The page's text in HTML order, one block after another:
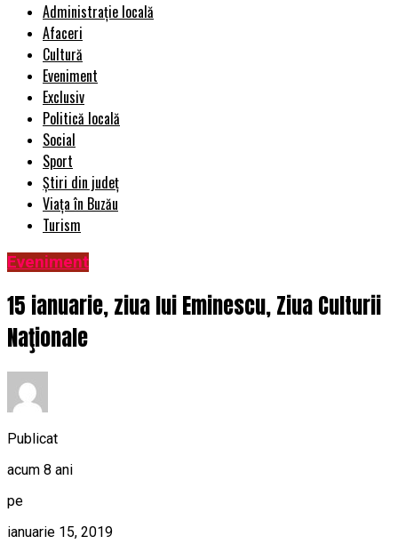
Administrație locală
Afaceri
Cultură
Eveniment
Exclusiv
Politică locală
Social
Sport
Știri din județ
Viața în Buzău
Turism
Eveniment
15 ianuarie, ziua lui Eminescu, Ziua Culturii
Naţionale
Publicat
acum 8 ani
pe
ianuarie 15, 2019